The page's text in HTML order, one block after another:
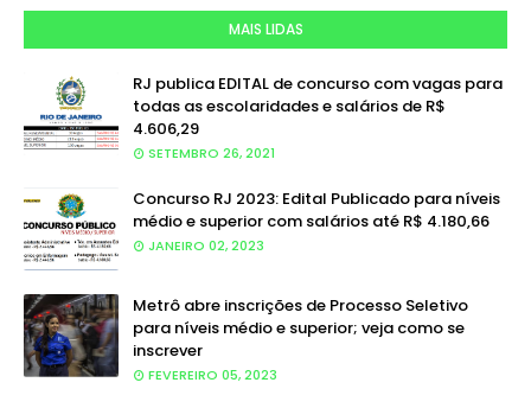
MAIS LIDAS
RJ publica EDITAL de concurso com vagas para
todas as escolaridades e salários de R$
4.606,29
SETEMBRO 26, 2021
Concurso RJ 2023: Edital Publicado para níveis
médio e superior com salários até R$ 4.180,66
JANEIRO 02, 2023
Metrô abre inscrições de Processo Seletivo
para níveis médio e superior; veja como se
inscrever
FEVEREIRO 05, 2023